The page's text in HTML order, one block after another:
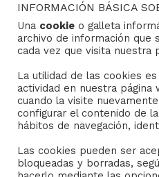
CONTACTO
Consejo General de
ciudad de Sevilla
C/ San Gregorio 26. 41004-
(+34) 954 21 59 27
boletin@hermandades-de-
INFORMACIÓN BÁSICA
Una cookie o galleta
archivo de información que
cada vez que visita nuestra
La utilidad de las cookies
actividad en nuestra página
cuando la visite
configurar el contenido de
hábitos de navegación,
Las cookies pueden ser
bloqueadas y borradas,